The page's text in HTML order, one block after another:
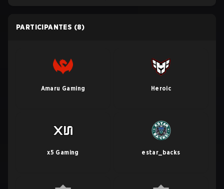
PARTICIPANTES (8)
Amaru Gaming Heroic
x5 Gaming estar_backs